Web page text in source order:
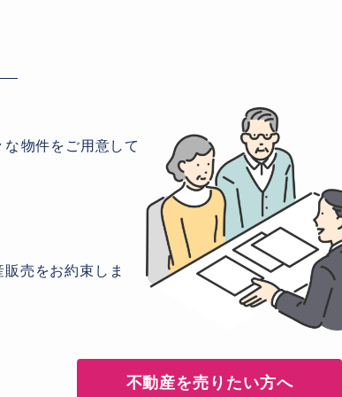
物件をご用意して
売をお約束しま
不動産を売りたい方へ